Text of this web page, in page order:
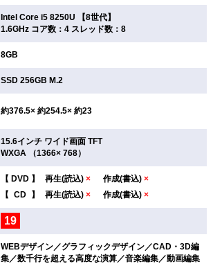
Intel Core i5 8250U 【8世代】
1.6GHz コア数：4 スレッド数：8
8GB
SSD 256GB M.2
約376.5× 約254.5× 約23
15.6インチ ワイド画面 TFT
WXGA （1366× 768）
【 DVD 】 再生(読込) × 作成(書込) ×
【 CD 】 再生(読込) × 作成(書込) ×
19
WEBデザイン／グラフィックデザイン／CAD・3D編
集／数千行を超える高度な演算／音楽編集／動画編集